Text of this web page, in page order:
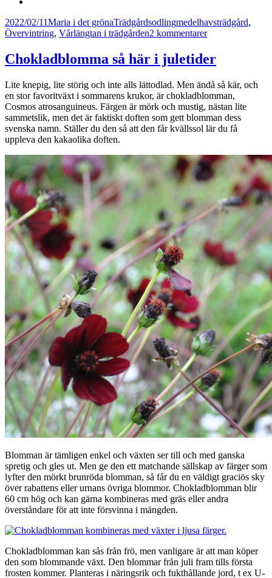
Postat
2022/02/11Författare
Maria i det grönaKategorier
TrädgårdsodlingTaggar
medelhavsträdgård,
Övervintring, Vårlängtan i trädgården2 kommentarertill
växter
en
ny
säsong
Chokladblomma så här i juletider
Lite knepig, lite störig och inte alls lättodlad. Men ändå så kär, och
en stor favoritväxt i sommarens krukor, är chokladblomman,
Cosmos atrosanguineus. Färgen är mörk och mustig, nästan lite
sammetslik, men det är faktiskt doften som gett blomman dess
svenska namn. Ställer du den så att den får kvällssol lär du få
uppleva den kakaolika doften.
Blomman är tämligen enkel och växten ser till och med ganska
spretig och gles ut. Men ge den ett matchande sällskap av färger som
lyfter den mörkt brunröda blomman, så får du en väldigt graciös sky
över rabattens eller urnans övriga blommor. Chokladblomman blir
60 cm hög och kan gärna kombineras med gräs eller andra
överståndare för att inte försvinna i mängden.
Chokladblomman kan sås från frö, men vanligare är att man köper
den som blommande växt. Den blommar från juli fram tills första
frosten kommer. Planteras i näringsrik och fukthållande jord, t ex U-